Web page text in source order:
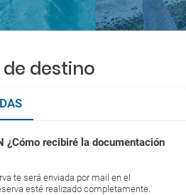
de destino
¿Cómo recibiré la documentación
te será enviada por mail en el
esté realizado completamente.